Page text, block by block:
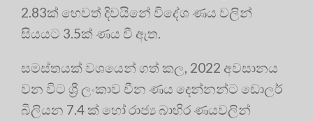
2.83ක් හෙවත් දිවයිනේ විදේශ ණය වලින්
සියයට 3.5ක් ණය වී ඇත.
සමස්තයක් වශයෙන් ගත් කල, 2022 අවසානය
වන විට ශ්‍රී ලංකාව චීන ණය දෙන්නන්ට ඩොලර්
බිලියන 7.4 ක් හෝ රාජ්‍ය බාහිර ණයවලින්